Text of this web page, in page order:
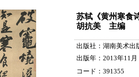
苏轼《黄州寒食
胡抗美 主编
出版社：湖南美术出
出版年：2013年11月
コード：391355